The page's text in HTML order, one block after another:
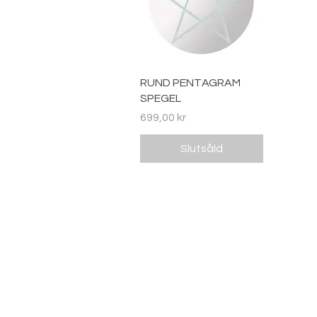
Snabbvisning
RUND PENTAGRAM
SPEGEL
Pris
699,00 kr
Slutsåld